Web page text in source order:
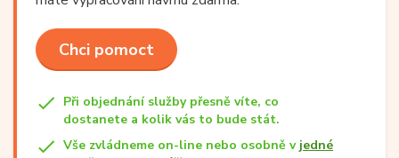
Chci pomoct
Při objednání služby přesně víte, co
dostanete a kolik vás to bude stát.
Vše zvládneme on-line nebo osobně v jedné